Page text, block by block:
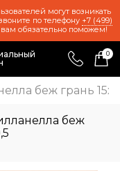
могут возникать
по телефону +7 (499)
обязательно поможем!
0
беж грань
беж